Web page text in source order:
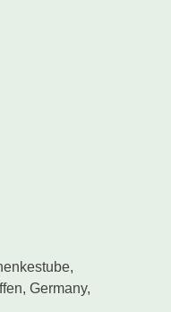
Germany,